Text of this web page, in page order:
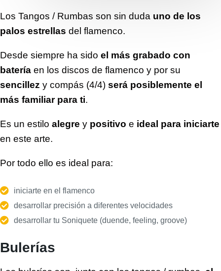
Los Tangos / Rumbas son sin duda uno de los
palos estrellas del flamenco.
Desde siempre ha sido el más grabado con
batería en los discos de flamenco y por su
sencillez y compás (4/4) será posiblemente el
más familiar para ti.
Es un estilo alegre y positivo e ideal para iniciarte
en este arte.
Por todo ello es ideal para:
iniciarte en el flamenco
desarrollar precisión a diferentes velocidades
desarrollar tu Soniquete (duende, feeling, groove)
Bulerías